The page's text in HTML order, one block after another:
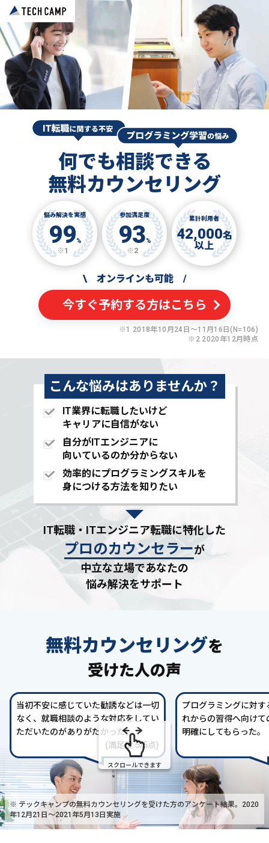
何でも相談できる
無料カウンセリング
悩み解決を実感
99%
※1
参加満足度
93%
※2
累計利用者
42,000名
以上
\ オンラインも可能 /
今すぐ予約する方はこちら
※1 2018年10月24日〜11月16日(N=106)
※2 2020年12月時点
こんな悩みはありませんか？
IT業界に転職したいけど
キャリアに自信がない
自分がITエンジニアに
向いているのか分からない
効率的にプログラミングスキルを
身につける方法を知りたい
IT転職・ITエンジニア転職に特化した
プロのカウンセラーが
中立な立場であなたの
悩み解決をサポート
無料カウンセリングを
受けた人の声
当初不安に感じていた勧誘などは一切
なく、就職相談のような対応をしてい
ただいたのがありがたかった。
(満足度 5/5点)
プログラミングに対
れからの習得へ向け
明確にしてもらった。
スクロールできます
※ テックキャンプの無料カウンセリングを受けた方のアンケート結果。2020
年12月21日〜2021年5月13日実施